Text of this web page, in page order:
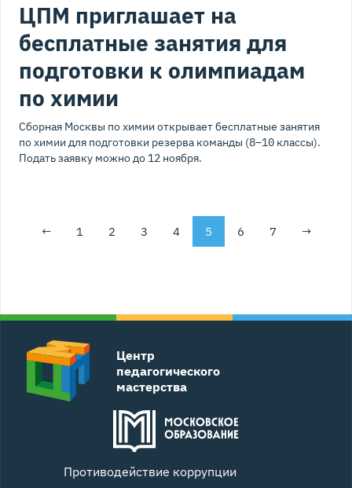
ЦПМ приглашает на
бесплатные занятия для
подготовки к олимпиадам
по химии
Сборная Москвы по химии открывает бесплатные занятия
по химии для подготовки резерва команды (8–10 классы).
Подать заявку можно до 12 ноября.
← 1 2 3 4 5 6 7 →
Центр
педагогического
мастерства
Противодействие коррупции